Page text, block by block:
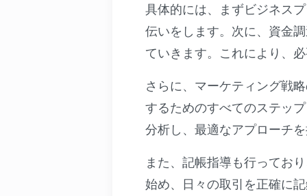
具体的には、まずビジネス
伝いをします。次に、資金
ていきます。これにより、
さらに、マーケティング戦
するためのすべてのステッ
分析し、最適なアプローチ
また、記帳指導も行ってお
始め、日々の取引を正確に